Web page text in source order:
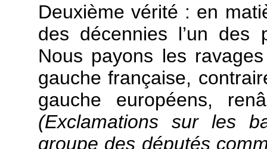
Deuxième vérité : en
des décennies l’un des
Nous payons les
gauche française,
gauche européens,
(Exclamations sur les
groupe des députés